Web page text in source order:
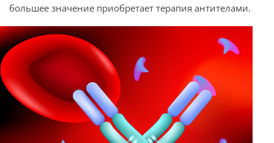
большее значение приобретает терапия антителами.